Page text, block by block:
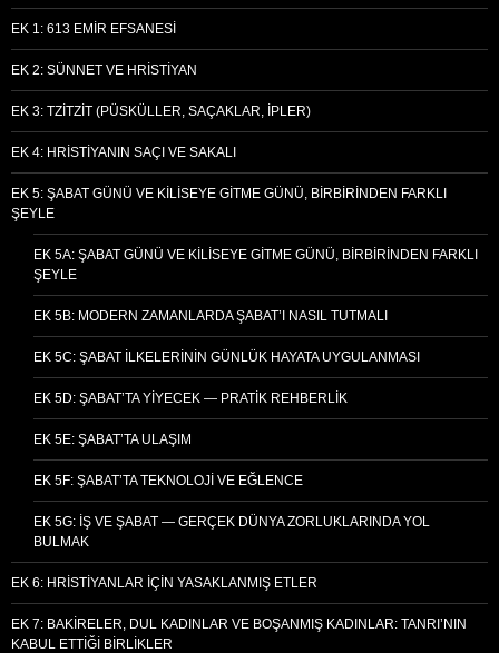
EK 1: 613 EMIR EFSANESI
EK 2: SÜNNET VE HRISTIYAN
EK 3: TZITZIT (PÜSKÜLLER, SAÇAKLAR, İPLER)
EK 4: HRISTIYANIN SAÇI VE SAKALI
EK 5: ŞABAT GÜNÜ VE KILISEYE GITME GÜNÜ, BIRBIRINDEN FARKLI
ŞEYLE
EK 5A: ŞABAT GÜNÜ VE KILISEYE GITME GÜNÜ, BIRBIRINDEN FARKLI
ŞEYLE
EK 5B: MODERN ZAMANLARDA ŞABAT’I NASIL TUTMALI
EK 5C: ŞABAT İLKELERININ GÜNLÜK HAYATA UYGULANMASI
EK 5D: ŞABAT’TA YIYECEK — PRATIK REHBERLIK
EK 5E: ŞABAT’TA ULAŞIM
EK 5F: ŞABAT’TA TEKNOLOJI VE EĞLENCE
EK 5G: İŞ VE ŞABAT — GERÇEK DÜNYA ZORLUKLARINDA YOL
BULMAK
EK 6: HRISTIYANLAR İÇIN YASAKLANMIŞ ETLER
EK 7: BAKIRELER, DUL KADINLAR VE BOŞANMIŞ KADINLAR: TANRI’NIN
KABUL ETTIĞI BIRLIKLER